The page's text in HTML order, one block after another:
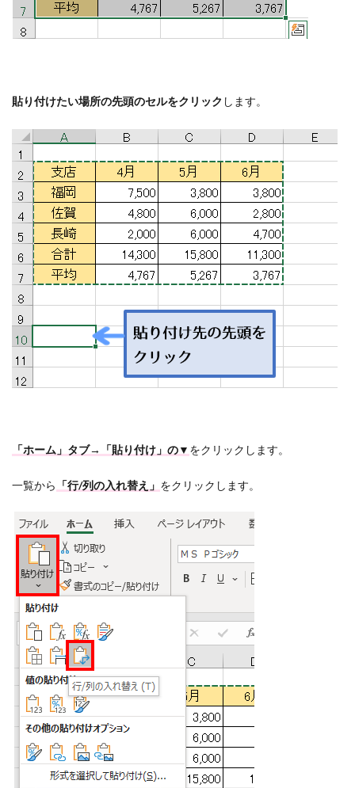
貼り付けたい場所の先頭のセルをクリック します。
「ホーム」タブ→「貼り付け」の▼ をクリックします。
一覧から 「行/列の入れ替え」 をクリックします。